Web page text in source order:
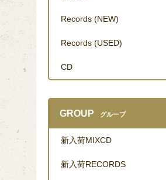
Records (NEW)
Records (USED)
CD
GROUP グループ
新入荷MIXCD
新入荷RECORDS